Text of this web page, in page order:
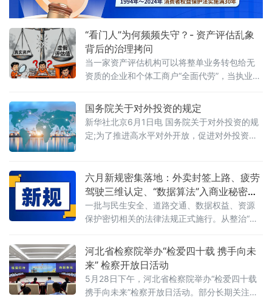
商引资高质量发展提出五条法治路径。他指
出，推动高质量发展离不开法治的支撑和保
障，地方政
“看门人”为何频频失守？- 资产评估乱象
背后的治理拷问
当一家资产评估机构可以将整单业务转包给无
资质的企业和个体工商户“全面代劳”，当执业人
重要评估参数可以随意调整、评估依据可以凭
空缺失——这张资本市场“看门人”的名片，还剩
下几分信度？上述场景并非危言耸听。近日，
财政部公布的2025年度资产评估行业联合检查
评估机构、12名
国务院关于对外投资的规定
新华社北京6月1日电 国务院关于对外投资的规
定;为了推进高水平对外开放，促进对外投资高
全、发展利益，根据《中华人民共和国对外关
系法》、《中华人民共和国对外贸易法》等法
律，制定本规定。第二条&emsp;中华人民共和
国境内（以下简称中国境内）投资者对外投
六月新规密集落地：外卖封签上路、疲劳
驾驶三维认定、“数据算法”入商业秘密保
护范围
一批与民生安全、道路交通、数据权益、资源
保护密切相关的法律法规正式施行。从整治“幽
维判定到“开门杀”责任明确，从商业秘密保护扩
围到城乡供水统筹管理——多项新规聚焦社会
关切，织密权益保障网，守护公众日常生活。
网络餐饮全链条严管：外卖必须“封口”，商家必
须“亮证”《网络餐饮服务经营者落实食品安全主
河北省检察院举办“检爱四十载 携手向未
来” 检察开放日活动
5月28日下午，河北省检察院举办“检爱四十载
携手向未来”检察开放日活动。部分长期关注未